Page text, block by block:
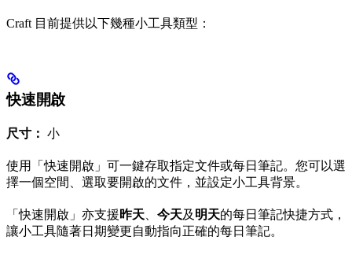
Craft 目前提供以下幾種小工具類型：
快速開啟
尺寸： 小
使用「快速開啟」可一鍵存取指定文件或每日筆記。您可以選
擇一個空間、選取要開啟的文件，並設定小工具背景。
「快速開啟」亦支援昨天 今天及 明天的每日筆記快捷方式，
讓小工具隨著日期變更自動指向正確的每日筆記。